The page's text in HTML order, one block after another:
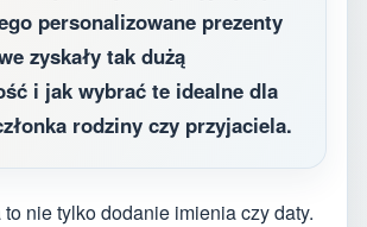
personalizowane prezenty
zyskały tak dużą
i jak wybrać te idealne dla
rodziny czy przyjaciela.
nie tylko dodanie imienia czy daty.